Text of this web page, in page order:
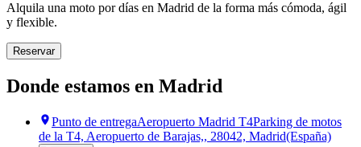
Alquila una moto por días en Madrid de la forma más cómoda, ágil
y flexible.
Reservar
Donde estamos en Madrid
Punto de entregaAeropuerto Madrid T4Parking de motos
de la T4, Aeropuerto de Barajas,, 28042, Madrid(España)